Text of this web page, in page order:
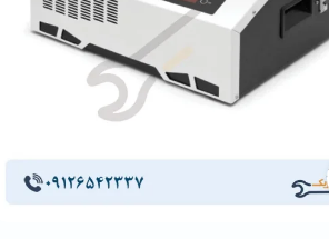
برای بزرگنمایی کلیک کنید